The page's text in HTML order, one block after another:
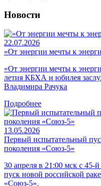
Новости
22.07.2026
«От энергии мечты к
«От энергии мечты к
летия КБХА и юбилея
Владимира Рачука
Подробнее
13.05.2026
Первый испытательный
поколения «Союз-5»
30 апреля в 21:00 мск с 45-
пуск новой российской
«Союз-5».